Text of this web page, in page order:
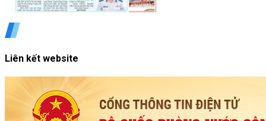
Liên kết website